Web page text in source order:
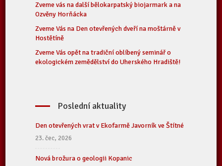
Zveme vás na další bělokarpatský biojarmark a na
Ozvěny Horňácka
Zveme Vás na Den otevřených dveří na moštárně v
Hostětíně
Zveme Vás opět na tradiční oblíbený seminář o
ekologickém zemědělství do Uherského Hradiště!
Poslední aktuality
Den otevřených vrat v Ekofarmě Javorník ve Štítné
23. čec, 2026
Nová brožura o geologii Kopanic